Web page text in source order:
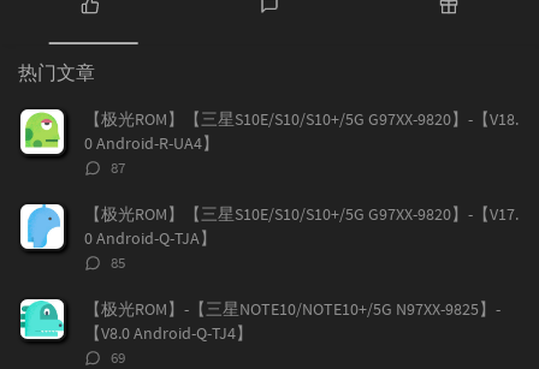
热
门
文
章
论
章
热门文章
【极光ROM】【三星S10E/S10/S10+/5G G97XX-9820】-【V18.
0 Android-R-UA4】
评
数：
87
【极光ROM】【三星S10E/S10/S10+/5G G97XX-9820】-【V17.
0 Android-Q-TJA】
评
数：
85
【极光ROM】-【三星NOTE10/NOTE10+/5G N97XX-9825】-
【V8.0 Android-Q-TJ4】
评
69